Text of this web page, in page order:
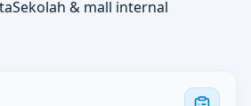
Sekolah & mall internal